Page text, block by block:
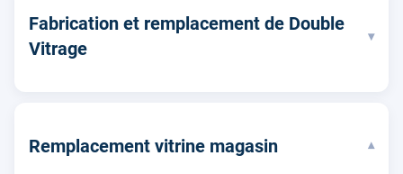
Fabrication et remplacement de Double
Vitrage
▾
Remplacement vitrine magasin ▾